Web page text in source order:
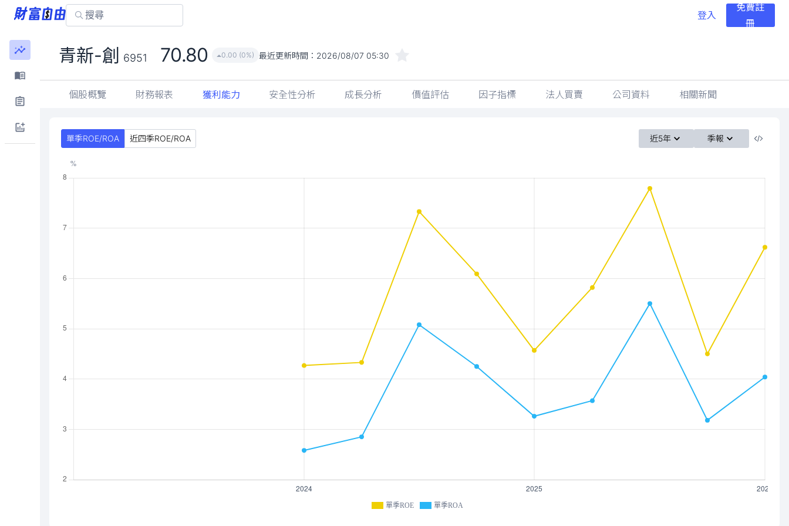
登入
免費註
冊
青新-創 6951 70.80 0.00 (0%) 最近更新時間： 2026/08/07 05:30
個股概覽 財務報表 獲利能力 安全性分析 成長分析 價值評估 因子指標 法人買賣 公司資料 相關新聞
單季ROE/ROA 近四季ROE/ROA 近5年 季報
單季ROE 單季ROA